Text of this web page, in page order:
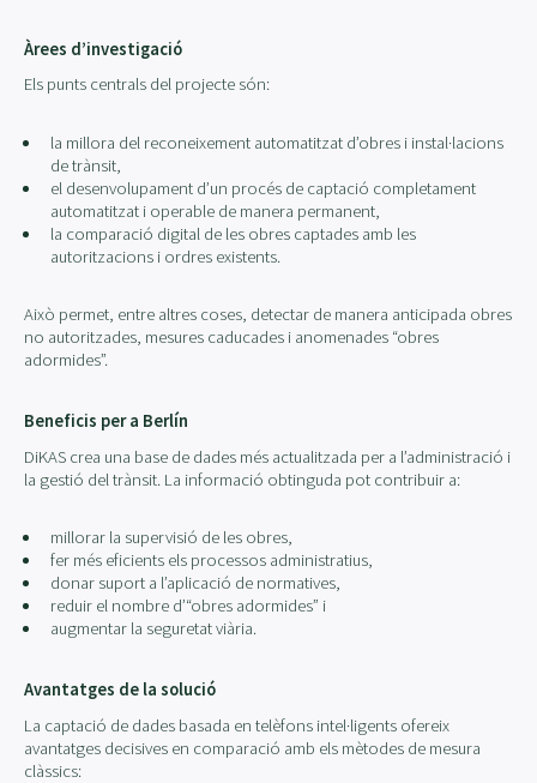
Àrees d’investigació
Els punts centrals del projecte són:
la millora del reconeixement automatitzat d’obres i instal·lacions
de trànsit,
el desenvolupament d’un procés de captació completament
automatitzat i operable de manera permanent,
la comparació digital de les obres captades amb les
autoritzacions i ordres existents.
Això permet, entre altres coses, detectar de manera anticipada obres
no autoritzades, mesures caducades i anomenades “obres
adormides”.
Beneficis per a Berlín
DiKAS crea una base de dades més actualitzada per a l’administració i
la gestió del trànsit. La informació obtinguda pot contribuir a:
millorar la supervisió de les obres,
fer més eficients els processos administratius,
donar suport a l’aplicació de normatives,
reduir el nombre d’“obres adormides” i
augmentar la seguretat viària.
Avantatges de la solució
La captació de dades basada en telèfons intel·ligents ofereix
avantatges decisives en comparació amb els mètodes de mesura
clàssics: